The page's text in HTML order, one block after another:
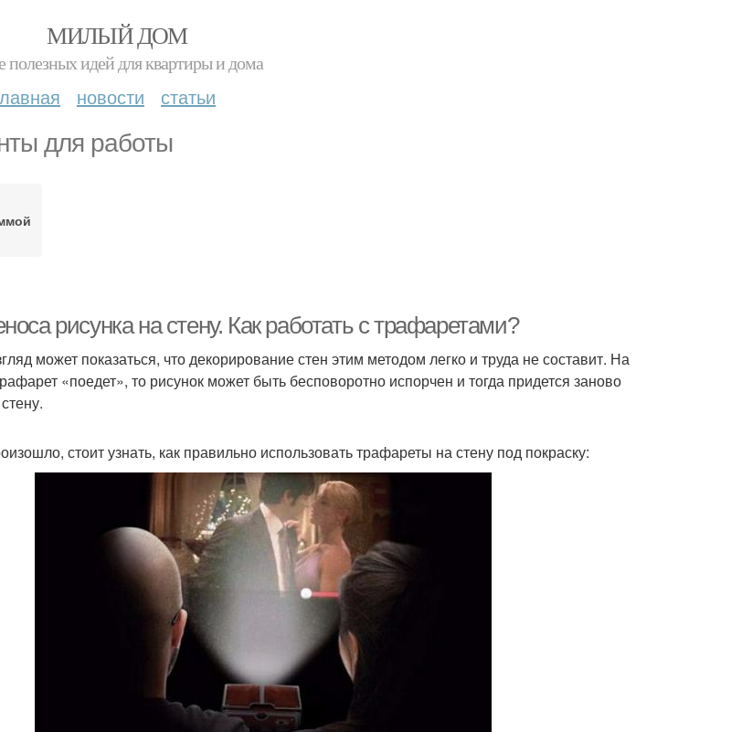
МИЛЫЙ ДОМ
полезных идей для квартиры и дома
новости статьи
для работы
рисунка на стену. Как работать с трафаретами?
может показаться, что декорирование стен этим методом легко и труда не составит. На
«поедет», то рисунок может быть бесповоротно испорчен и тогда придется заново
стоит узнать, как правильно использовать трафареты на стену под покраску: